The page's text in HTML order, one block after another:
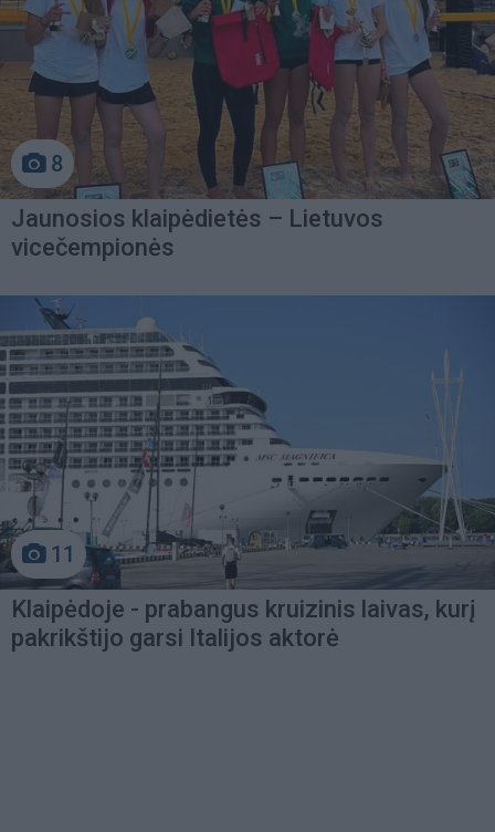
8
Jaunosios klaipėdietės – Lietuvos
vicečempionės
11
Klaipėdoje - prabangus kruizinis laivas, kurį
pakrikštijo garsi Italijos aktorė